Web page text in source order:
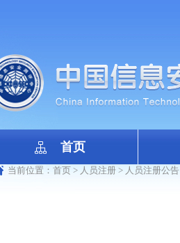
首页
当前位置： 首页 > 人员注册 > 人员注册公告